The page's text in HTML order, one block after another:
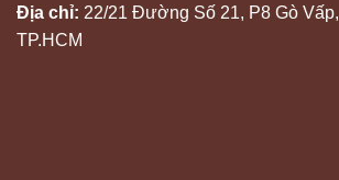
Địa chỉ: 22/21 Đường Số 21, P8 Gò Vấp,
TP.HCM